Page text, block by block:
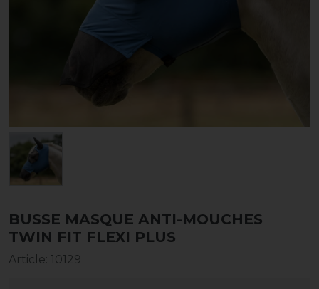
BUSSE MASQUE ANTI-MOUCHES
TWIN FIT FLEXI PLUS
Article: 10129